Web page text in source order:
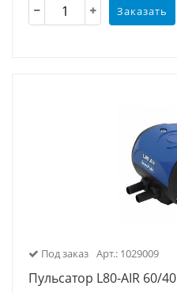
Заказать
Под заказ Арт.: 1029009
Пульсатор L80-AIR 60/40